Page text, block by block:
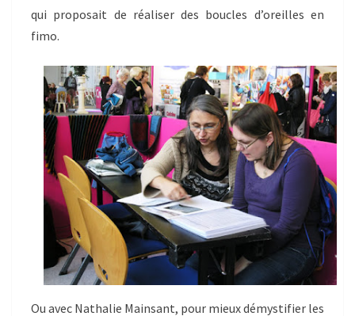
qui proposait de réaliser des boucles d’oreilles en
fimo.
Ou avec Nathalie Mainsant, pour mieux démystifier les